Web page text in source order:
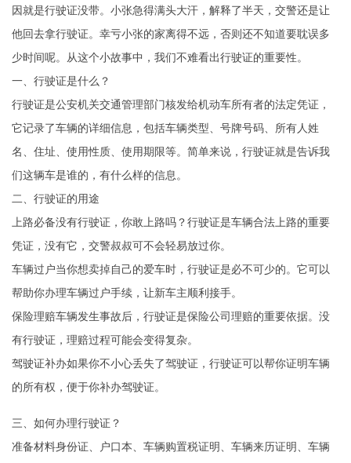
因就是行驶证没带。小张急得满头大汗，解释了半天，交警还是让
他回去拿行驶证。幸亏小张的家离得不远，否则还不知道要耽误多
少时间呢。从这个小故事中，我们不难看出行驶证的重要性。
一、行驶证是什么？
行驶证是公安机关交通管理部门核发给机动车所有者的法定凭证，
它记录了车辆的详细信息，包括车辆类型、号牌号码、所有人姓
名、住址、使用性质、使用期限等。简单来说，行驶证就是告诉我
们这辆车是谁的，有什么样的信息。
二、行驶证的用途
上路必备没有行驶证，你敢上路吗？行驶证是车辆合法上路的重要
凭证，没有它，交警叔叔可不会轻易放过你。
车辆过户当你想卖掉自己的爱车时，行驶证是必不可少的。它可以
帮助你办理车辆过户手续，让新车主顺利接手。
保险理赔车辆发生事故后，行驶证是保险公司理赔的重要依据。没
有行驶证，理赔过程可能会变得复杂。
驾驶证补办如果你不小心丢失了驾驶证，行驶证可以帮你证明车辆
的所有权，便于你补办驾驶证。
三、如何办理行驶证？
准备材料身份证、户口本、车辆购置税证明、车辆来历证明、车辆